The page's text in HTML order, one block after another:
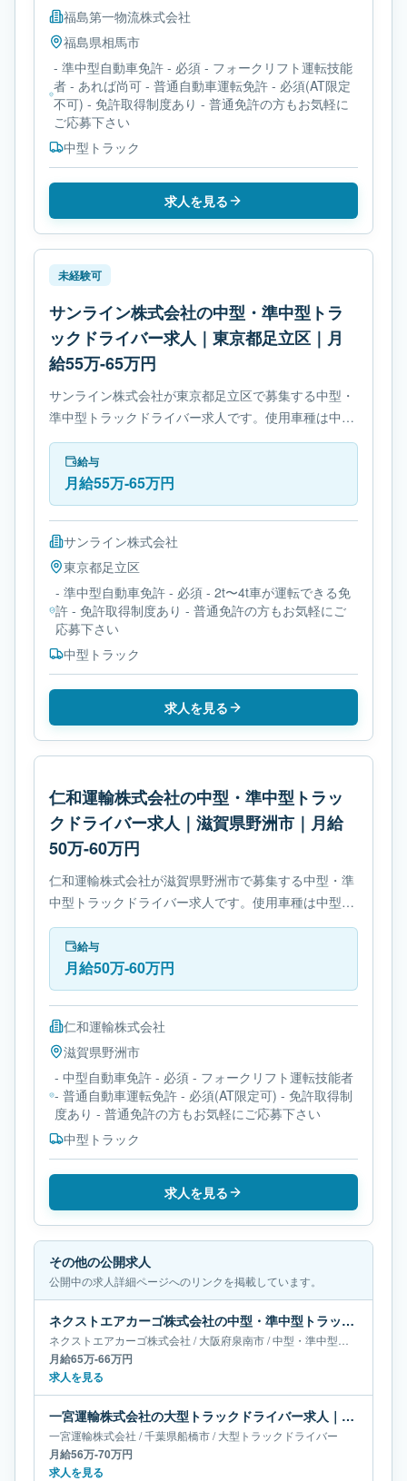
福島第一物流株式会社
福島県相馬市
- 準中型自動車免許 - 必須 - フォークリフト運転技能
者 - あれば尚可 - 普通自動車運転免許 - 必須(AT限定
不可) - 免許取得制度あり - 普通免許の方もお気軽に
ご応募下さい
中型トラック
求人を見る
未経験可
サンライン株式会社の中型・準中型トラ
ックドライバー求人｜東京都足立区｜月
給55万-65万円
サンライン株式会社が東京都足立区で募集する中型・
準中型トラックドライバー求人です。使用車種は中型
トラックです。勤務時間は- 変形労働時間制です。必
要免許は- 準中型自動車免許です。
給与
月給55万-65万円
サンライン株式会社
東京都足立区
- 準中型自動車免許 - 必須 - 2t〜4t車が運転できる免
許 - 免許取得制度あり - 普通免許の方もお気軽にご
応募下さい
中型トラック
求人を見る
仁和運輸株式会社の中型・準中型トラッ
クドライバー求人｜滋賀県野洲市｜月給
50万-60万円
仁和運輸株式会社が滋賀県野洲市で募集する中型・準
中型トラックドライバー求人です。使用車種は中型ト
ラックです。必要免許は- 中型自動車免許です。
給与
月給50万-60万円
仁和運輸株式会社
滋賀県野洲市
- 中型自動車免許 - 必須 - フォークリフト運転技能者
- 普通自動車運転免許 - 必須(AT限定可) - 免許取得制
度あり - 普通免許の方もお気軽にご応募下さい
中型トラック
求人を見る
その他の公開求人
公開中の求人詳細ページへのリンクを掲載しています。
ネクストエアカーゴ株式会社の中型・準中型トラックドライバー求人｜大阪府泉南市｜月給65万-66万円
ネクストエアカーゴ株式会社 /大阪府泉南市/中型・準中型トラックドライバー
月給65万-66万円
求人を見る
一宮運輸株式会社の大型トラックドライバー求人｜千葉県船橋市｜月給56万-70万円
一宮運輸株式会社 /千葉県船橋市/大型トラックドライバー
月給56万-70万円
求人を見る